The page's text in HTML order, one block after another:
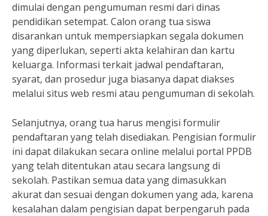
dimulai dengan pengumuman resmi dari dinas
pendidikan setempat. Calon orang tua siswa
disarankan untuk mempersiapkan segala dokumen
yang diperlukan, seperti akta kelahiran dan kartu
keluarga. Informasi terkait jadwal pendaftaran,
syarat, dan prosedur juga biasanya dapat diakses
melalui situs web resmi atau pengumuman di sekolah.
Selanjutnya, orang tua harus mengisi formulir
pendaftaran yang telah disediakan. Pengisian formulir
ini dapat dilakukan secara online melalui portal PPDB
yang telah ditentukan atau secara langsung di
sekolah. Pastikan semua data yang dimasukkan
akurat dan sesuai dengan dokumen yang ada, karena
kesalahan dalam pengisian dapat berpengaruh pada